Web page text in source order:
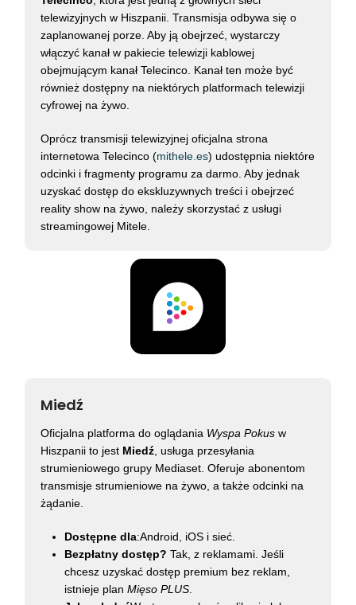
telewizyjnych w Hiszpanii. Transmisja odbywa się o
zaplanowanej porze. Aby ją obejrzeć, wystarczy
włączyć kanał w pakiecie telewizji kablowej
obejmującym kanał Telecinco. Kanał ten może być
również dostępny na niektórych platformach telewizji
cyfrowej na żywo.
Oprócz transmisji telewizyjnej oficjalna strona
internetowa Telecinco (mithele.es) udostępnia niektóre
odcinki i fragmenty programu za darmo. Aby jednak
uzyskać dostęp do ekskluzywnych treści i obejrzeć
reality show na żywo, należy skorzystać z usługi
streamingowej Mitele.
Miedź
Oficjalna platforma do oglądania Wyspa Pokus w
Hiszpanii to jest Miedź , usługa przesyłania
strumieniowego grupy Mediaset. Oferuje abonentom
transmisje strumieniowe na żywo, a także odcinki na
żądanie.
Dostępne dla:Android, iOS i sieć.
Bezpłatny dostęp? Tak, z reklamami. Jeśli
chcesz uzyskać dostęp premium bez reklam,
istnieje planMięso PLUS